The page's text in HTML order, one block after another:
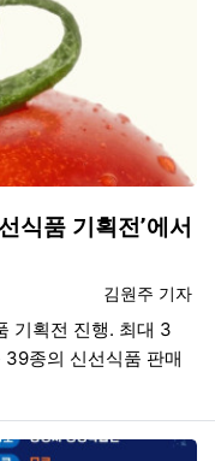
식품 기획전’에서
등록자
김원주 기자
기획전 진행. 최대 3
39종의 신선식품 판매